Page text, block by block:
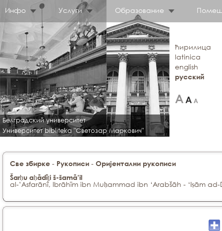
Инфо Услуги Образование
Белградский университет
Университет bibliteka "Светозар Маркович"
ћирилица
latinica
english
русский
Све збирке - Рукописи - Оријентални рукописи
Šarḥu aḥādīṯi š-šamā’il
al-’Asfarānî, Ibrāhīm ibn Muḥammad ibn ‘Arabšāh - ‘Iṣām